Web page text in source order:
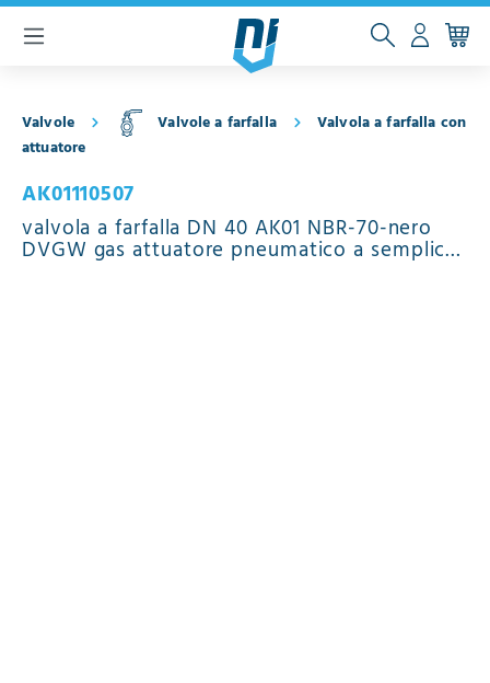
principale
Valvole Valvole a farfalla
Valvola a farfalla con
attuatore
AK01110507
valvola a farfalla DN 40 AK01 NBR-70-nero
DVGW gas attuatore pneumatico a semplice